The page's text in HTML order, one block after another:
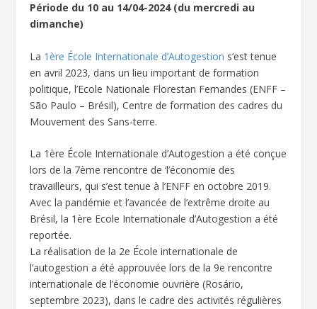
Période du 10 au 14/04-2024 (du mercredi au
dimanche)
La 1ère École Internationale d’Autogestion s’est tenue
en avril 2023, dans un lieu important de formation
politique, l’Ecole Nationale Florestan Fernandes (ENFF –
São Paulo – Brésil), Centre de formation des cadres du
Mouvement des Sans-terre.
La 1ère École Internationale d’Autogestion a été conçue
lors de la 7ème rencontre de ‘l’économie des
travailleurs, qui s’est tenue à l’ENFF en octobre 2019.
Avec la pandémie et l’avancée de l’extrême droite au
Brésil, la 1ère Ecole Internationale d’Autogestion a été
reportée.
La réalisation de la 2e École internationale de
l’autogestion a été approuvée lors de la 9e rencontre
internationale de l’économie ouvrière (Rosário,
septembre 2023), dans le cadre des activités régulières